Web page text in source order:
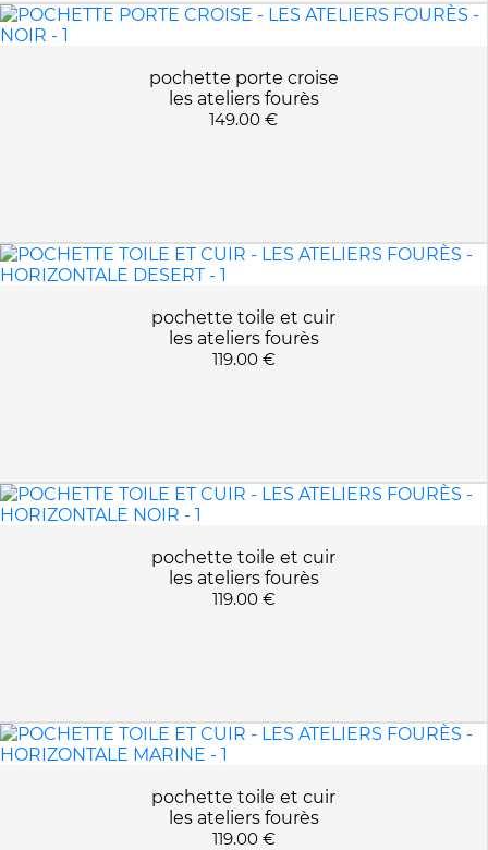
pochette porte croise
les ateliers fourès
149.00 €
pochette toile et cuir
les ateliers fourès
119.00 €
pochette toile et cuir
les ateliers fourès
119.00 €
pochette toile et cuir
les ateliers fourès
119.00 €